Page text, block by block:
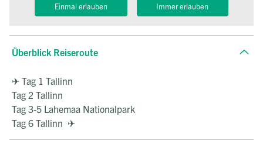
Einmal erlauben Immer erlauben
Überblick Reiseroute
✈ Tag 1 Tallinn
Tag 2 Tallinn
Tag 3-5 Lahemaa Nationalpark
Tag 6 Tallinn ✈